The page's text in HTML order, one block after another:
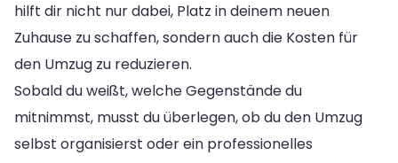
hilft dir nicht nur dabei, Platz in deinem neuen
Zuhause zu schaffen, sondern auch die Kosten für
den Umzug zu reduzieren.
Sobald du weißt, welche Gegenstände du
mitnimmst, musst du überlegen, ob du den Umzug
selbst organisierst oder ein professionelles